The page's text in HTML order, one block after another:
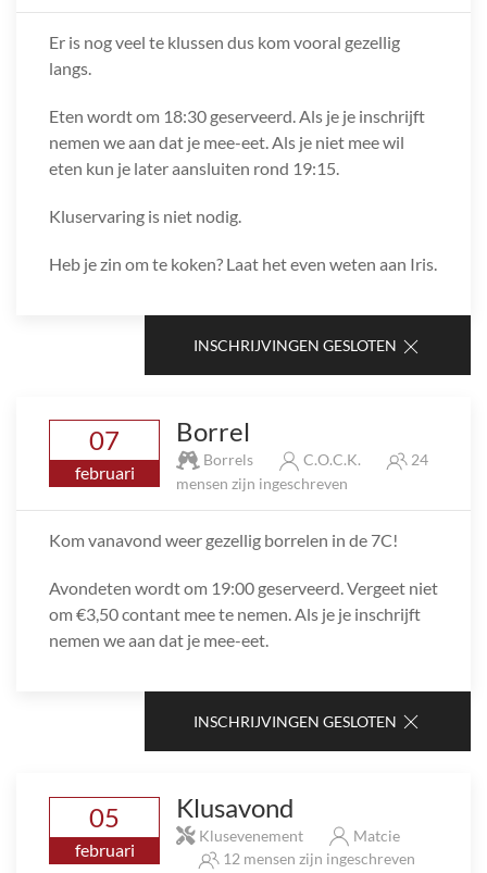
Er is nog veel te klussen dus kom vooral gezellig
langs.
Eten wordt om 18:30 geserveerd. Als je je inschrijft
nemen we aan dat je mee-eet. Als je niet mee wil
eten kun je later aansluiten rond 19:15.
Kluservaring is niet nodig.
Heb je zin om te koken? Laat het even weten aan Iris.
INSCHRIJVINGEN GESLOTEN
07
februari
Borrel
Borrels C.O.C.K.
24
mensen zijn ingeschreven
Kom vanavond weer gezellig borrelen in de 7C!
Avondeten wordt om 19:00 geserveerd. Vergeet niet
om €3,50 contant mee te nemen. Als je je inschrijft
nemen we aan dat je mee-eet.
INSCHRIJVINGEN GESLOTEN
05
februari
Klusavond
Klusevenement
Matcie
12 mensen zijn ingeschreven